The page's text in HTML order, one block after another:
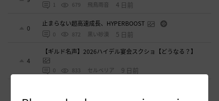
1 679 飛鳥雨音 4 日前
0
止まらない超高速成長、HYPERBOOST
0 872 黒い砂漠 5 日前
4
【ギルド名声】2026ハイデル宴会スクショ【どうなる？】
0 833 セルベリア 9 日前
2026.07.24